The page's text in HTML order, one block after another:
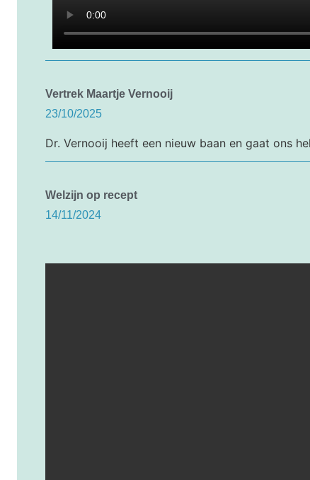
Vertrek Maartje Vernooij
23/10/2025
Dr. Vernooij heeft een nieuw baan en gaat ons
Welzijn op recept
14/11/2024